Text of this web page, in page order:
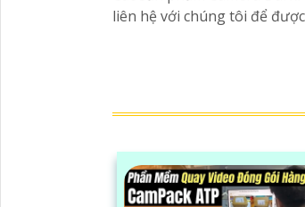
liên hệ với chúng tôi để